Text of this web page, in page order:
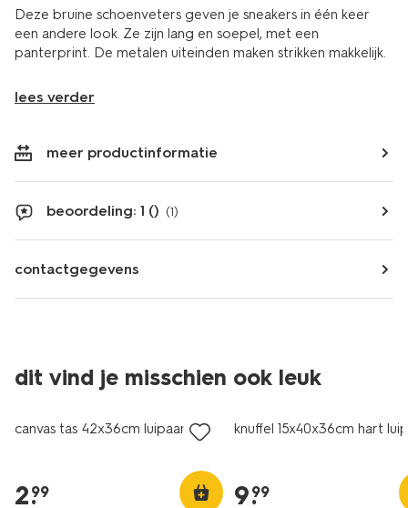
Deze bruine schoenveters geven je sneakers in één keer
een andere look. Ze zijn lang en soepel, met een
panterprint. De metalen uiteinden maken strikken makkelijk.
lees verder
meer productinformatie
beoordeling: 1 () (1)
contactgegevens
dit vind je misschien ook leuk
nieuw
canvas tas 42x36cm luipaard
2.
99
nieuw
knuffel 15x40x36cm hart
9.
99